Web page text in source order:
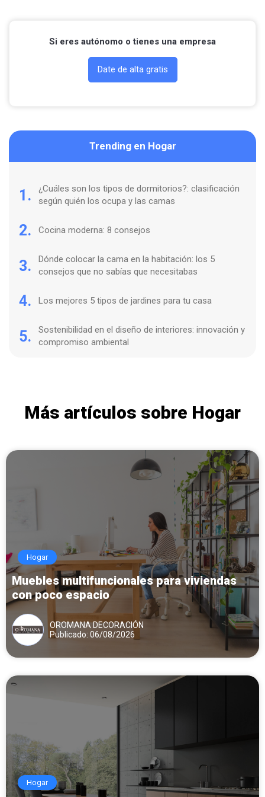
Si eres autónomo o tienes una empresa
Date de alta gratis
Trending en Hogar
1.
¿Cuáles son los tipos de dormitorios?: clasificación
según quién los ocupa y las camas
2. Cocina moderna: 8 consejos
3.
Dónde colocar la cama en la habitación: los 5
consejos que no sabías que necesitabas
4. Los mejores 5 tipos de jardines para tu casa
5.
Sostenibilidad en el diseño de interiores: innovación y
compromiso ambiental
Más artículos sobre Hogar
Hogar
Muebles multifuncionales para viviendas
con poco espacio
OROMANA DECORACIÓN
Publicado: 06/08/2026
Hogar